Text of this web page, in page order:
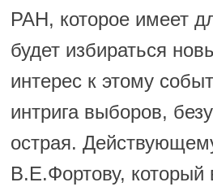
РАН, которое имеет
будет избираться
интерес к этому
интрига выборов,
острая.
В.Е.Фортову,